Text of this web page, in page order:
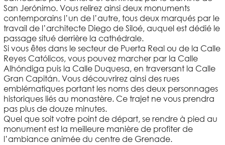
San Jerónimo. Vous relirez ainsi deux monuments
contemporains l’un de l’autre, tous deux marqués par le
travail de l’architecte Diego de Siloé, auquel est dédié le
passage situé derrière la cathédrale.
Si vous êtes dans le secteur de Puerta Real ou de la Calle
Reyes Católicos, vous pouvez marcher par la Calle
Alhóndiga puis la Calle Duquesa, en traversant la Calle
Gran Capitán. Vous découvrirez ainsi des rues
emblématiques portant les noms des deux personnages
historiques liés au monastère. Ce trajet ne vous prendra
pas plus de douze minutes.
Quel que soit votre point de départ, se rendre à pied au
monument est la meilleure manière de profiter de
l’ambiance animée du centre de Grenade.